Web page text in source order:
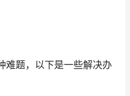
难题，以下是一些解决办